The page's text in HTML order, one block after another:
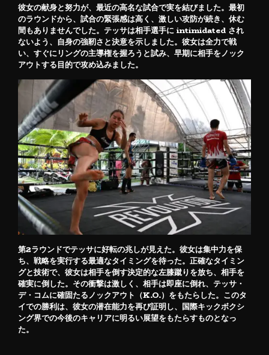
彼女の献身と努力が、最近の高名な試合で実を結びました。最初
のラウンドから、試合の緊張感は高く、激しい攻防が続き、休む
間もありませんでした。テッサは相手選手に intimidated され
ないよう、自身の強靭さと決意を示しました。彼女は全力で戦
い、すぐにリングの主導権を握ろうと試み、早期に相手をノック
アウトする目的で攻め込みました。
第2ラウンドでテッサに好転の兆しが見えた。彼女は集中力を保
ち、戦略を実行する最適なタイミングを待った。正確なタイミン
グと技術で、彼女は相手を倒す決定的な左膝蹴りを放ち、相手を
確実に倒した。その衝撃は激しく、相手は即座に倒れ、テッサ・
デ・コムに確固たるノックアウト（K.O.）をもたらした。このタ
イでの勝利は、彼女の潜在能力を再び証明し、国際キックボクシ
ング界での今後のキャリアに明るい展望をもたらすものとなっ
た。